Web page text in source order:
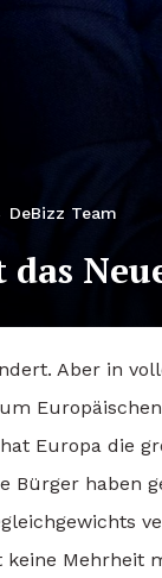
DeBizz Team
Aber in
Europa die
Bürger haben
Mehrheit